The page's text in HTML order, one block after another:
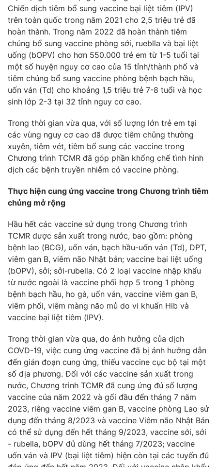
Liên hệ tòa soạn English
THỜI BÁO VTV
Theo dõi báo trên
Cơ quan chủ quản:Đài Truyền hình Việt Nam
Cơ quan báo chí:Thời báo VTV
Giấy phép hoạt động báo in và báo điện tử số 483/GP-BTTTT
cấp ngày 29/12/2023
Tổng Biên tập:
Vũ Thanh Thủy
Phó Tổng Biên tập:
Nguyễn Trọng Ninh
Tổng đài VTV: 024.38 355 931 - 024.38 355 932
Ðiện thoại Thời báo VTV: 024.66 897 897
Email: toasoan@vtv.vn
Liên hệ quảng cáo: 024-7300.7108
® Cấm sao chép dưới mọi hình thức nếu không có sự chấp
thuận bằng văn bản. Ghi rõ nguồn VTV.vn khi phát hành lại
thông tin từ website này.
Chiến dịch tiêm bổ sung vaccine bại liệt tiêm (IPV)
trên toàn quốc trong năm 2021 cho 2,5 triệu trẻ đã
hoàn thành. Trong năm 2022 đã hoàn thành tiêm
chủng bổ sung vaccine phòng sởi, rueblla và bại liệt
uống (bOPV) cho hơn 550.000 trẻ em từ 1-5 tuổi tại
một số huyện nguy cơ cao của 15 tỉnh/thành phố và
tiêm chủng bổ sung vaccine phòng bệnh bạch hầu,
uốn ván (Td) cho khoảng 1,5 triệu trẻ 7-8 tuổi và học
sinh lớp 2-3 tại 32 tỉnh nguy cơ cao.
Trong thời gian vừa qua, với số lượng lớn trẻ em tại
các vùng nguy cơ cao đã được tiêm chủng thường
xuyên, tiêm vét, tiêm bổ sung các vaccine trong
Chương trình TCMR đã góp phần khống chế tình hình
dịch các bệnh truyền nhiễm có vaccine phòng.
Thực hiện cung ứng vaccine trong Chương trình tiêm
chủng mở rộng
Hầu hết các vaccine sử dụng trong Chương trình
TCMR được sản xuất trong nước, bao gồm: phòng
bệnh lao (BCG), uốn ván, bạch hầu-uốn ván (Td), DPT,
viêm gan B, viêm não Nhật bản; vaccine bại liệt uống
(bOPV), sởi; sởi-rubella. Có 2 loại vaccine nhập khẩu
từ nước ngoài là vaccine phối hợp 5 trong 1 phòng
bệnh bạch hầu, ho gà, uốn ván, vaccine viêm gan B,
viêm phổi, viêm màng não mủ do vi khuẩn Hib và
vaccine bại liệt tiêm (IPV).
Trong thời gian vừa qua, do ảnh hưởng của dịch
COVD-19, việc cung ứng vaccine đã bị ảnh hưởng dẫn
đến gián đoạn cung ứng, thiếu vaccine cục bộ tại một
số địa phương. Đối với các vaccine sản xuất trong
nước, Chương trình TCMR đã cung ứng đủ số lượng
vaccine của năm 2022 và gối đầu đến tháng 7 năm
2023, riêng vaccine viêm gan B, vaccine phòng Lao sử
dụng đến tháng 8/2023 và vaccine Viêm não Nhật Bản
có thể sử dụng đến hết tháng 9/2023, vaccine sởi, sởi
- rubella, bOPV đủ dùng hết tháng 7/2023; vaccine
uốn ván và IPV (bại liệt tiêm) hiện còn tại các tuyến đủ